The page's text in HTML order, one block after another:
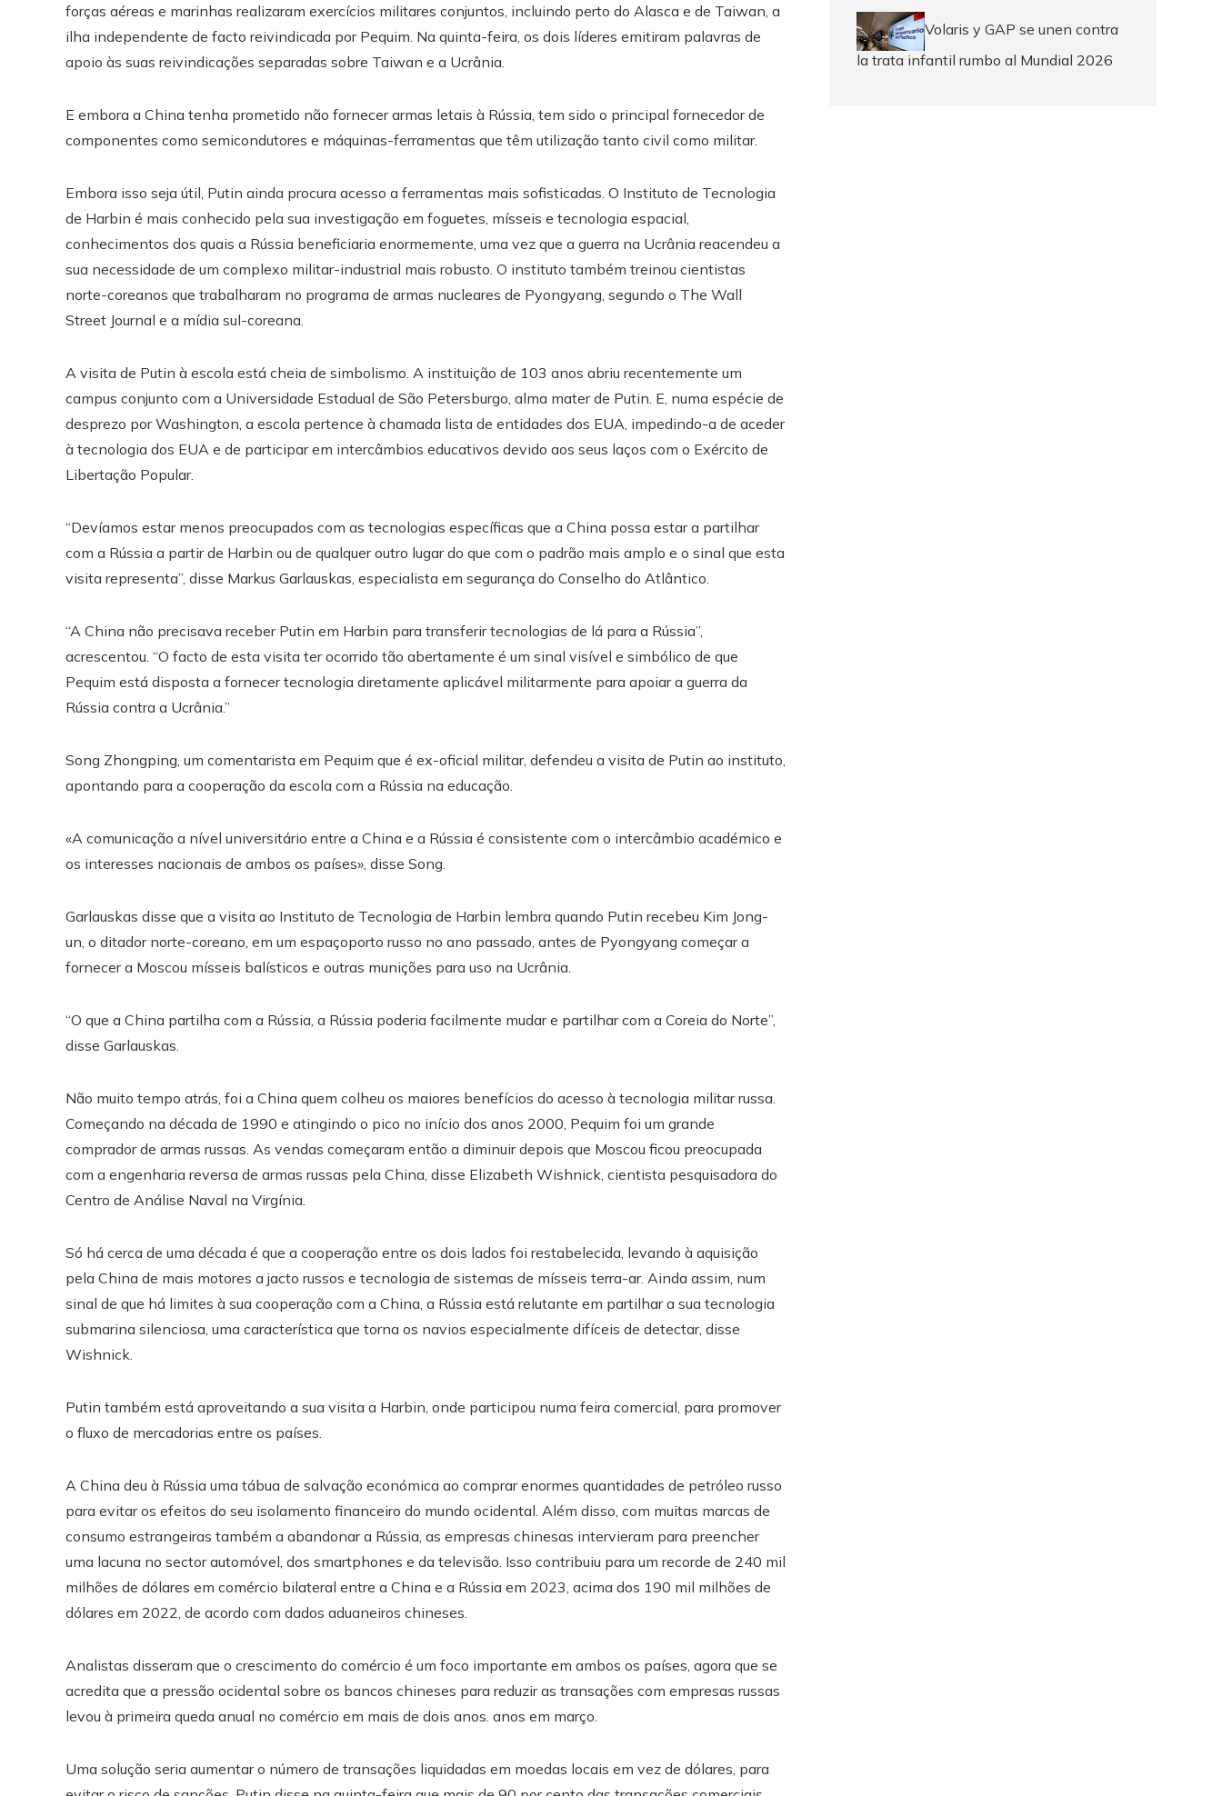
forças aéreas e marinhas realizaram exercícios militares conjuntos, incluindo perto do Alasca e de Taiwan, a
ilha independente de facto reivindicada por Pequim. Na quinta-feira, os dois líderes emitiram palavras de
apoio às suas reivindicações separadas sobre Taiwan e a Ucrânia.
E embora a China tenha prometido não fornecer armas letais à Rússia, tem sido o principal fornecedor de
componentes como semicondutores e máquinas-ferramentas que têm utilização tanto civil como militar.
Embora isso seja útil, Putin ainda procura acesso a ferramentas mais sofisticadas. O Instituto de Tecnologia
de Harbin é mais conhecido pela sua investigação em foguetes, mísseis e tecnologia espacial,
conhecimentos dos quais a Rússia beneficiaria enormemente, uma vez que a guerra na Ucrânia reacendeu a
sua necessidade de um complexo militar-industrial mais robusto. O instituto também treinou cientistas
norte-coreanos que trabalharam no programa de armas nucleares de Pyongyang, segundo o The Wall
Street Journal e a mídia sul-coreana.
A visita de Putin à escola está cheia de simbolismo. A instituição de 103 anos abriu recentemente um
campus conjunto com a Universidade Estadual de São Petersburgo, alma mater de Putin. E, numa espécie de
desprezo por Washington, a escola pertence à chamada lista de entidades dos EUA, impedindo-a de aceder
à tecnologia dos EUA e de participar em intercâmbios educativos devido aos seus laços com o Exército de
Libertação Popular.
“Devíamos estar menos preocupados com as tecnologias específicas que a China possa estar a partilhar
com a Rússia a partir de Harbin ou de qualquer outro lugar do que com o padrão mais amplo e o sinal que esta
visita representa”, disse Markus Garlauskas, especialista em segurança do Conselho do Atlântico.
“A China não precisava receber Putin em Harbin para transferir tecnologias de lá para a Rússia”,
acrescentou. “O facto de esta visita ter ocorrido tão abertamente é um sinal visível e simbólico de que
Pequim está disposta a fornecer tecnologia diretamente aplicável militarmente para apoiar a guerra da
Rússia contra a Ucrânia.”
Song Zhongping, um comentarista em Pequim que é ex-oficial militar, defendeu a visita de Putin ao instituto,
apontando para a cooperação da escola com a Rússia na educação.
«A comunicação a nível universitário entre a China e a Rússia é consistente com o intercâmbio académico e
os interesses nacionais de ambos os países», disse Song.
Garlauskas disse que a visita ao Instituto de Tecnologia de Harbin lembra quando Putin recebeu Kim Jong-
un, o ditador norte-coreano, em um espaçoporto russo no ano passado, antes de Pyongyang começar a
fornecer a Moscou mísseis balísticos e outras munições para uso na Ucrânia.
“O que a China partilha com a Rússia, a Rússia poderia facilmente mudar e partilhar com a Coreia do Norte”,
disse Garlauskas.
Não muito tempo atrás, foi a China quem colheu os maiores benefícios do acesso à tecnologia militar russa.
Começando na década de 1990 e atingindo o pico no início dos anos 2000, Pequim foi um grande
comprador de armas russas. As vendas começaram então a diminuir depois que Moscou ficou preocupada
com a engenharia reversa de armas russas pela China, disse Elizabeth Wishnick, cientista pesquisadora do
Centro de Análise Naval na Virgínia.
Só há cerca de uma década é que a cooperação entre os dois lados foi restabelecida, levando à aquisição
pela China de mais motores a jacto russos e tecnologia de sistemas de mísseis terra-ar. Ainda assim, num
sinal de que há limites à sua cooperação com a China, a Rússia está relutante em partilhar a sua tecnologia
submarina silenciosa, uma característica que torna os navios especialmente difíceis de detectar, disse
Wishnick.
Putin também está aproveitando a sua visita a Harbin, onde participou numa feira comercial, para promover
o fluxo de mercadorias entre os países.
A China deu à Rússia uma tábua de salvação económica ao comprar enormes quantidades de petróleo russo
para evitar os efeitos do seu isolamento financeiro do mundo ocidental. Além disso, com muitas marcas de
consumo estrangeiras também a abandonar a Rússia, as empresas chinesas intervieram para preencher
uma lacuna no sector automóvel, dos smartphones e da televisão. Isso contribuiu para um recorde de 240 mil
milhões de dólares em comércio bilateral entre a China e a Rússia em 2023, acima dos 190 mil milhões de
dólares em 2022, de acordo com dados aduaneiros chineses.
Analistas disseram que o crescimento do comércio é um foco importante em ambos os países, agora que se
acredita que a pressão ocidental sobre os bancos chineses para reduzir as transações com empresas russas
levou à primeira queda anual no comércio em mais de dois anos. anos em março.
Uma solução seria aumentar o número de transações liquidadas em moedas locais em vez de dólares, para
Volaris y GAP se unen contra
la trata infantil rumbo al Mundial 2026